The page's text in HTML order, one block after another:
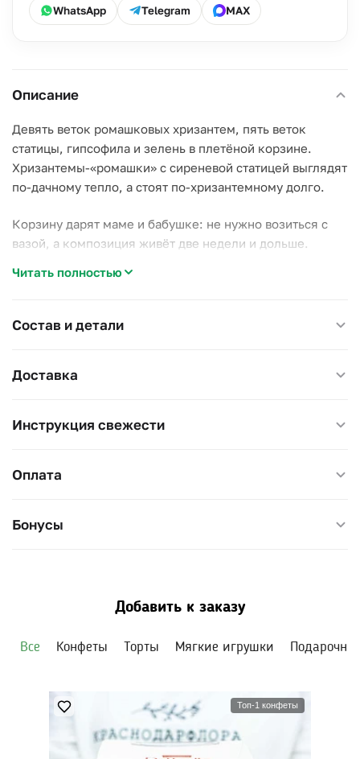
WhatsApp
Telegram MAX
Описание
Девять веток ромашковых хризантем, пять веток
статицы, гипсофила и зелень в плетёной корзине.
Хризантемы-«ромашки» с сиреневой статицей выглядят
по-дачному тепло, а стоят по-хризантемному долго.
Корзину дарят маме и бабушке: не нужно возиться с
вазой, а композиция живёт две недели и дольше.
Подливайте воду в губку раз в день-два.
В плетёной корзине с флористической губкой.
Читать полностью
Состав и детали
Доставка
Инструкция свежести
Оплата
Бонусы
Добавить к заказу
Все Конфеты Торты Мягкие игрушки
Топ-1 конфеты